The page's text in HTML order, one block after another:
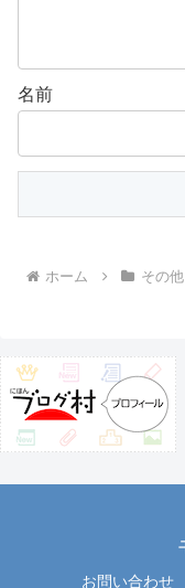
名前
ホーム その他
お問い合わせ